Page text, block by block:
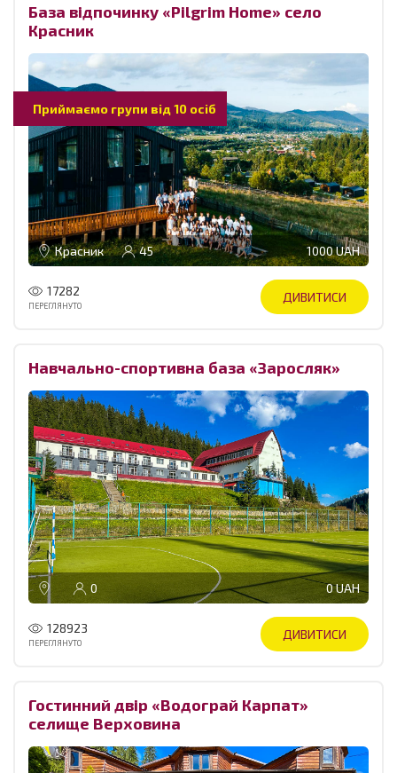
База відпочинку «Pilgrim Home» село
Красник
Красник 45 1000 UAH
17282
ПЕРЕГЛЯНУТО
ДИВИТИСИ
Приймаємо групи від 10 осіб
Навчально-спортивна база «Заросляк»
0 0 UAH
128923
ПЕРЕГЛЯНУТО
ДИВИТИСИ
Гостинний двір «Водограй Карпат»
селище Верховина